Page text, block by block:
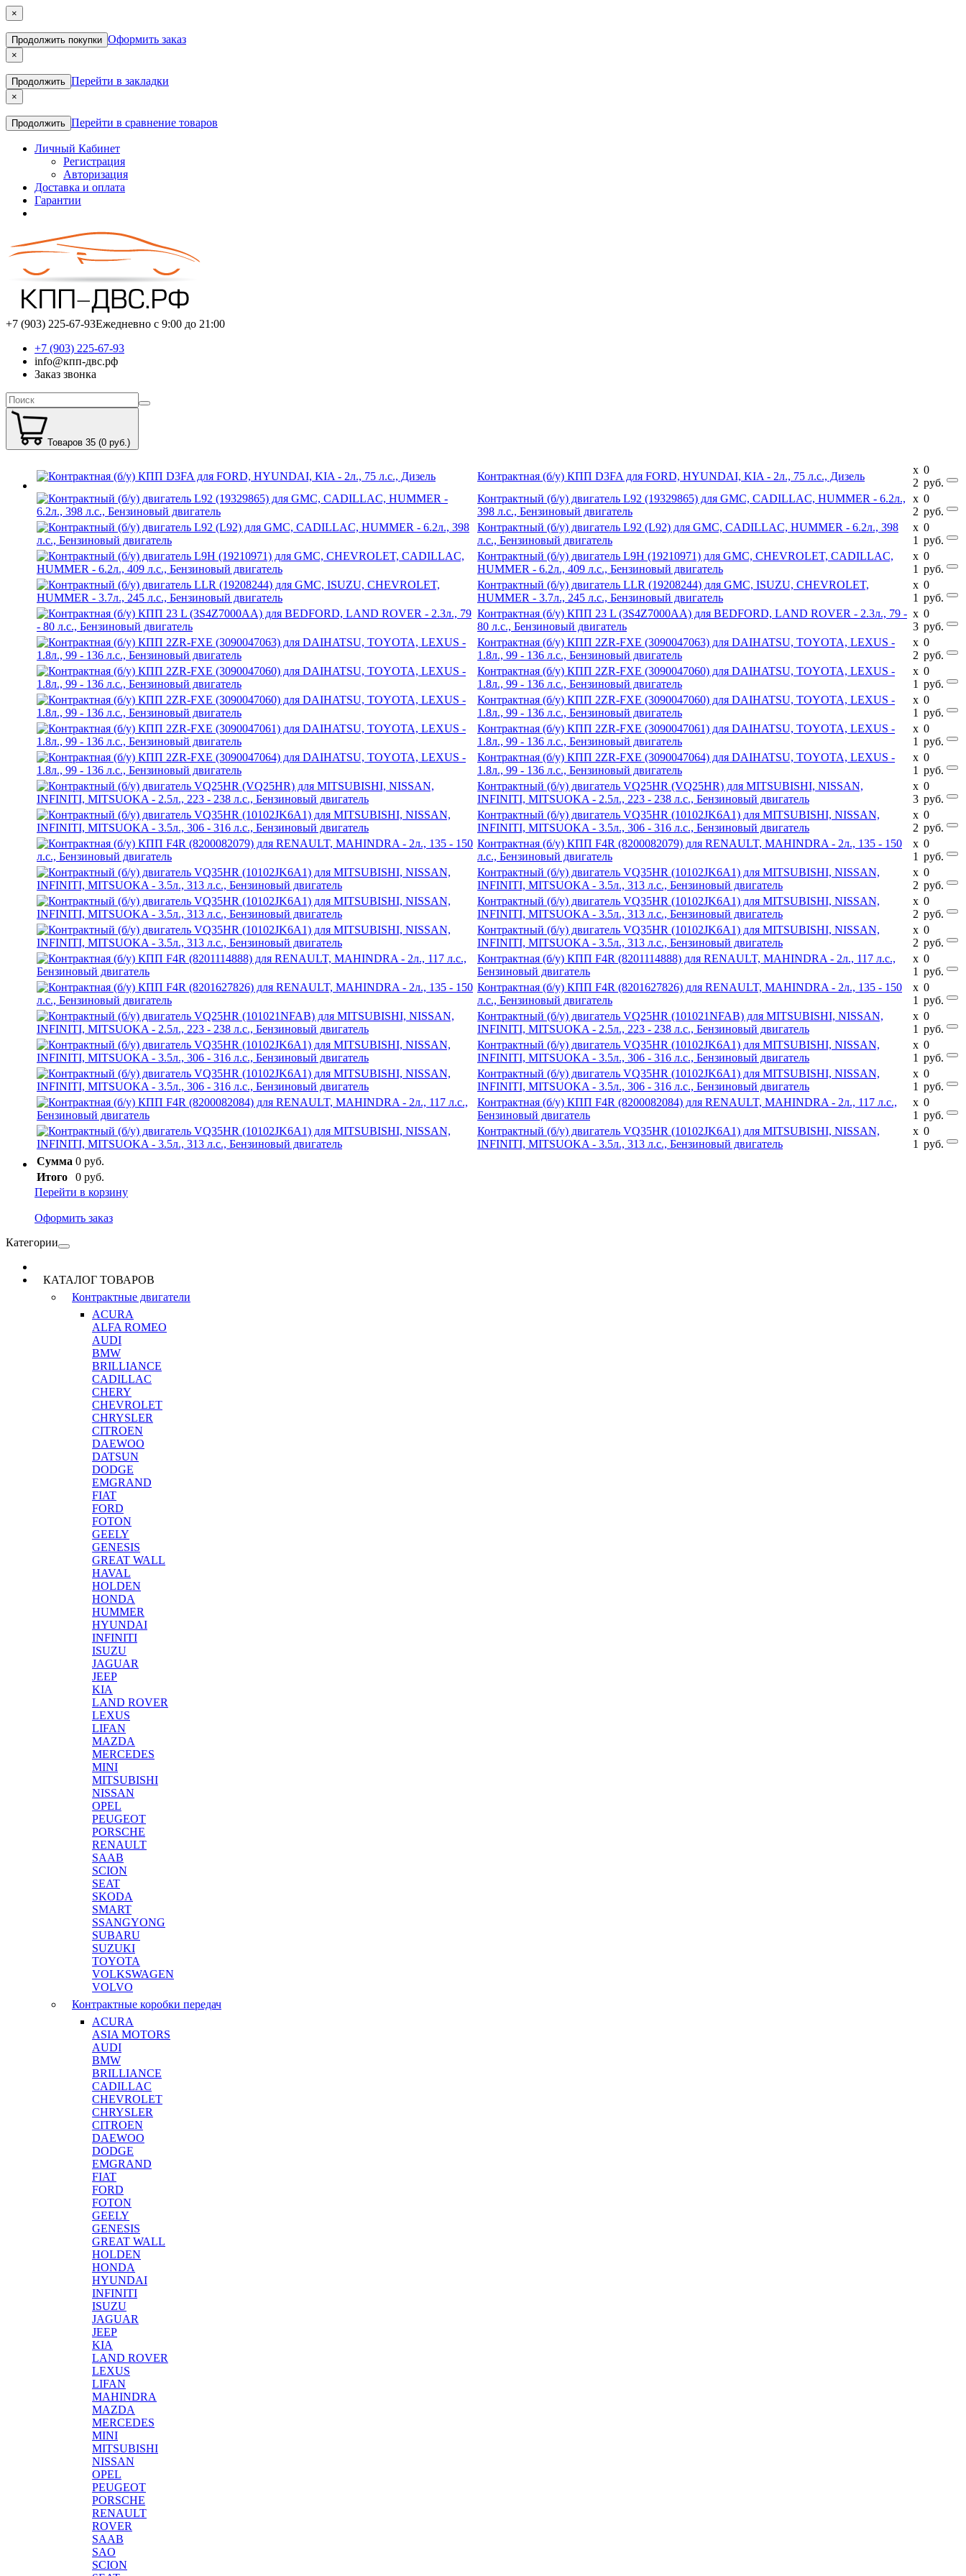
×
Продолжить покупки Оформить заказ
×
Продолжить Перейти в закладки
×
Продолжить Перейти в сравнение товаров
Личный Кабинет
Регистрация
Авторизация
Доставка и оплата
Гарантии
+7 (903) 225-67-93Ежедневно с 9:00 до 21:00
+7 (903) 225-67-93
info@кпп-двс.рф
Заказ звонка
Товаров 35 (0 руб.)
Контрактная (б/у) КПП D3FA для FORD, HYUNDAI, KIA - 2л., 75 л.с., Дизель
x
2
0
руб.
Контрактный (б/у) двигатель L92 (19329865) для GMC, CADILLAC, HUMMER - 6.2л.,
398 л.с., Бензиновый двигатель
x
2
0
руб.
Контрактный (б/у) двигатель L92 (L92) для GMC, CADILLAC, HUMMER - 6.2л., 398
л.с., Бензиновый двигатель
x
1
0
руб.
Контрактный (б/у) двигатель L9H (19210971) для GMC, CHEVROLET, CADILLAC,
HUMMER - 6.2л., 409 л.с., Бензиновый двигатель
x
1
0
руб.
Контрактный (б/у) двигатель LLR (19208244) для GMC, ISUZU, CHEVROLET,
HUMMER - 3.7л., 245 л.с., Бензиновый двигатель
x
1
0
руб.
Контрактная (б/у) КПП 23 L (3S4Z7000AA) для BEDFORD, LAND ROVER - 2.3л., 79 -
80 л.с., Бензиновый двигатель
x
3
0
руб.
Контрактная (б/у) КПП 2ZR-FXE (3090047063) для DAIHATSU, TOYOTA, LEXUS -
1.8л., 99 - 136 л.с., Бензиновый двигатель
x
2
0
руб.
Контрактная (б/у) КПП 2ZR-FXE (3090047060) для DAIHATSU, TOYOTA, LEXUS -
1.8л., 99 - 136 л.с., Бензиновый двигатель
x
1
0
руб.
Контрактная (б/у) КПП 2ZR-FXE (3090047060) для DAIHATSU, TOYOTA, LEXUS -
1.8л., 99 - 136 л.с., Бензиновый двигатель
x
1
0
руб.
Контрактная (б/у) КПП 2ZR-FXE (3090047061) для DAIHATSU, TOYOTA, LEXUS -
1.8л., 99 - 136 л.с., Бензиновый двигатель
x
1
0
руб.
Контрактная (б/у) КПП 2ZR-FXE (3090047064) для DAIHATSU, TOYOTA, LEXUS -
1.8л., 99 - 136 л.с., Бензиновый двигатель
x
1
0
руб.
Контрактный (б/у) двигатель VQ25HR (VQ25HR) для MITSUBISHI, NISSAN,
INFINITI, MITSUOKA - 2.5л., 223 - 238 л.с., Бензиновый двигатель
x
3
0
руб.
Контрактный (б/у) двигатель VQ35HR (10102JK6A1) для MITSUBISHI, NISSAN,
INFINITI, MITSUOKA - 3.5л., 306 - 316 л.с., Бензиновый двигатель
x
2
0
руб.
Контрактная (б/у) КПП F4R (8200082079) для RENAULT, MAHINDRA - 2л., 135 - 150
л.с., Бензиновый двигатель
x
1
0
руб.
Контрактный (б/у) двигатель VQ35HR (10102JK6A1) для MITSUBISHI, NISSAN,
INFINITI, MITSUOKA - 3.5л., 313 л.с., Бензиновый двигатель
x
2
0
руб.
Контрактный (б/у) двигатель VQ35HR (10102JK6A1) для MITSUBISHI, NISSAN,
INFINITI, MITSUOKA - 3.5л., 313 л.с., Бензиновый двигатель
x
2
0
руб.
Контрактный (б/у) двигатель VQ35HR (10102JK6A1) для MITSUBISHI, NISSAN,
INFINITI, MITSUOKA - 3.5л., 313 л.с., Бензиновый двигатель
x
2
0
руб.
Контрактная (б/у) КПП F4R (8201114888) для RENAULT, MAHINDRA - 2л., 117 л.с.,
Бензиновый двигатель
x
1
0
руб.
Контрактная (б/у) КПП F4R (8201627826) для RENAULT, MAHINDRA - 2л., 135 - 150
л.с., Бензиновый двигатель
x
1
0
руб.
Контрактный (б/у) двигатель VQ25HR (101021NFAB) для MITSUBISHI, NISSAN,
INFINITI, MITSUOKA - 2.5л., 223 - 238 л.с., Бензиновый двигатель
x
1
0
руб.
Контрактный (б/у) двигатель VQ35HR (10102JK6A1) для MITSUBISHI, NISSAN,
INFINITI, MITSUOKA - 3.5л., 306 - 316 л.с., Бензиновый двигатель
x
1
0
руб.
Контрактный (б/у) двигатель VQ35HR (10102JK6A1) для MITSUBISHI, NISSAN,
INFINITI, MITSUOKA - 3.5л., 306 - 316 л.с., Бензиновый двигатель
x
1
0
руб.
Контрактная (б/у) КПП F4R (8200082084) для RENAULT, MAHINDRA - 2л., 117 л.с.,
Бензиновый двигатель
x
1
0
руб.
Контрактный (б/у) двигатель VQ35HR (10102JK6A1) для MITSUBISHI, NISSAN,
INFINITI, MITSUOKA - 3.5л., 313 л.с., Бензиновый двигатель
x
1
0
руб.
Сумма 0 руб.
Итого
0 руб.
Перейти в корзину
Оформить заказ
Категории
КАТАЛОГ ТОВАРОВ
Контрактные двигатели
ACURA
ALFA ROMEO
AUDI
BMW
BRILLIANCE
CADILLAC
CHERY
CHEVROLET
CHRYSLER
CITROEN
DAEWOO
DATSUN
DODGE
EMGRAND
FIAT
FORD
FOTON
GEELY
GENESIS
GREAT WALL
HAVAL
HOLDEN
HONDA
HUMMER
HYUNDAI
INFINITI
ISUZU
JAGUAR
JEEP
KIA
LAND ROVER
LEXUS
LIFAN
MAZDA
MERCEDES
MINI
MITSUBISHI
NISSAN
OPEL
PEUGEOT
PORSCHE
RENAULT
SAAB
SCION
SEAT
SKODA
SMART
SSANGYONG
SUBARU
SUZUKI
TOYOTA
VOLKSWAGEN
VOLVO
Контрактные коробки передач
ACURA
ASIA MOTORS
AUDI
BMW
BRILLIANCE
CADILLAC
CHEVROLET
CHRYSLER
CITROEN
DAEWOO
DODGE
EMGRAND
FIAT
FORD
FOTON
GEELY
GENESIS
GREAT WALL
HOLDEN
HONDA
HYUNDAI
INFINITI
ISUZU
JAGUAR
JEEP
KIA
LAND ROVER
LEXUS
LIFAN
MAHINDRA
MAZDA
MERCEDES
MINI
MITSUBISHI
NISSAN
OPEL
PEUGEOT
PORSCHE
RENAULT
ROVER
SAAB
SAO
SCION